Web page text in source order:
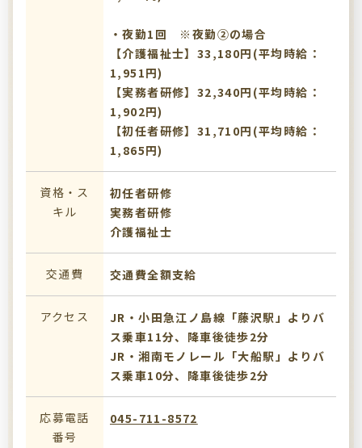
・夜勤1回 ※夜勤②の場合
【介護福祉士】33,180円(平均時給：
1,951円)
【実務者研修】32,340円(平均時給：
1,902円)
【初任者研修】31,710円(平均時給：
1,865円)
資格・ス
キル
初任者研修
実務者研修
介護福祉士
交通費 交通費全額支給
アクセス
JR・小田急江ノ島線「藤沢駅」よりバ
ス乗車11分、降車後徒歩2分
JR・湘南モノレール「大船駅」よりバ
ス乗車10分、降車後徒歩2分
応募電話
番号
045-711-8572